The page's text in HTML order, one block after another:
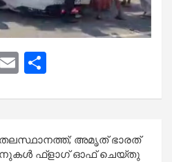
E
ail ar
തലസ്ഥാനത്ത്; അമൃത് ഭാരത്
ഫ്‌ളാഗ് ഓഫ് ചെയ്‌തു